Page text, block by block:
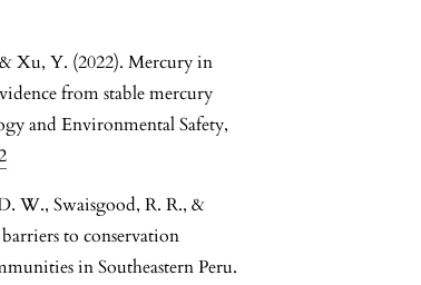
Xu, Y. (2022). Mercury in
from stable mercury
and Environmental Safety,
W., Swaisgood, R. R., &
to conservation
in Southeastern Peru.